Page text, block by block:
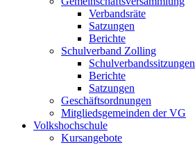
Verbandsräte
Satzungen
Berichte
Schulverband Zolling
Schulverbandssitzungen
Berichte
Satzungen
Geschäftsordnungen
Mitgliedsgemeinden der VG
Volkshochschule
Kursangebote